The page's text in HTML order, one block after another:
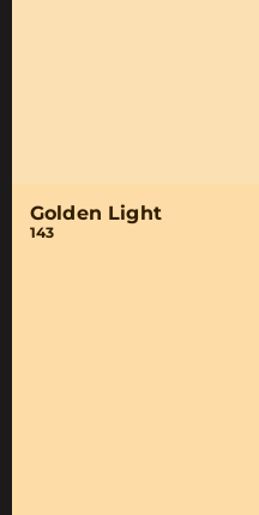
Golden Light
143